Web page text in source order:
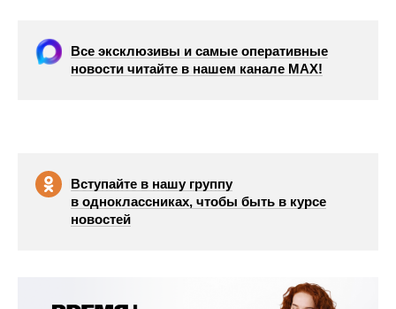
Все эксклюзивы и самые оперативные
новости читайте в нашем канале МАХ!
Вступайте в нашу группу
в одноклассниках, чтобы быть в курсе
новостей